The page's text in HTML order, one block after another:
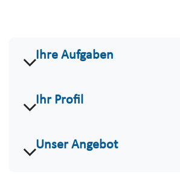
Ihre Aufgaben
Ihr Profil
Unser Angebot